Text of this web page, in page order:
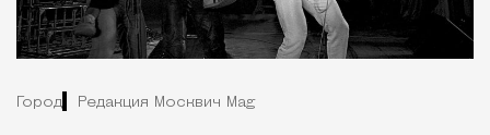
Город Редакция Москвич Mag